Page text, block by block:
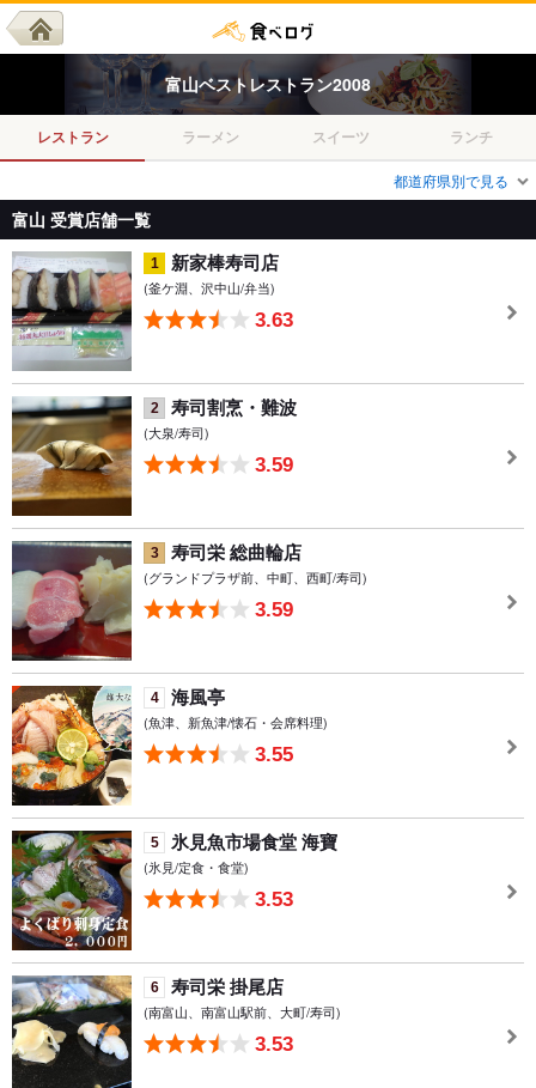
富山ベスト レストラン2008
レストラン ラーメン スイーツ ランチ
都道府県別で見る
富山 受賞店舗一覧
1 新家棒寿司店
(釜ケ淵、沢中山/弁当)
3.63
2 寿司割烹・難波
(大泉/寿司)
3.59
3 寿司栄 総曲輪店
(グランドプラザ前、中町、西町/寿司)
3.59
4 海風亭
(魚津、新魚津/懐石・会席料理)
3.55
5 氷見魚市場食堂 海寶
(氷見/定食・食堂)
3.53
6 寿司栄 掛尾店
(南富山、南富山駅前、大町/寿司)
3.53